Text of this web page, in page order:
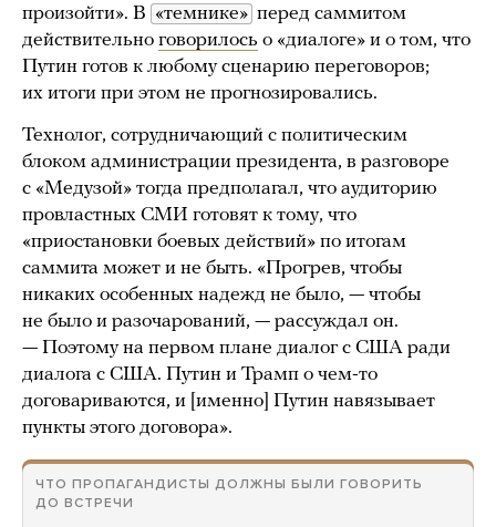
произойти». В «темнике» перед саммитом
действительно говорилось о «диалоге» и о том, что
Путин готов к любому сценарию переговоров;
их итоги при этом не прогнозировались.
Технолог, сотрудничающий с политическим
блоком администрации президента, в разговоре
с «Медузой» тогда предполагал, что аудиторию
провластных СМИ готовят к тому, что
«приостановки боевых действий» по итогам
саммита может и не быть. «Прогрев, чтобы
никаких особенных надежд не было, — чтобы
не было и разочарований, — рассуждал он.
— Поэтому на первом плане диалог с США ради
диалога с США. Путин и Трамп о чем-то
договариваются, и [именно] Путин навязывает
пункты этого договора».
ЧТО ПРОПАГАНДИСТЫ ДОЛЖНЫ БЫЛИ ГОВОРИТЬ
ДО ВСТРЕЧИ